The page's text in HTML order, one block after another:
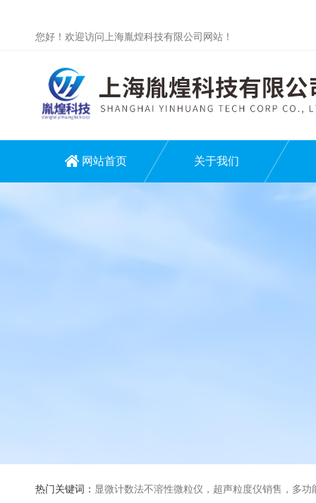
您好！欢迎访问上海胤煌科技有限公司网站！
网站首页 关于我们
热门关键词： 显微计数法不溶性微粒仪，超声粒度仪销售，多功能超声粒度分析仪，粒度及